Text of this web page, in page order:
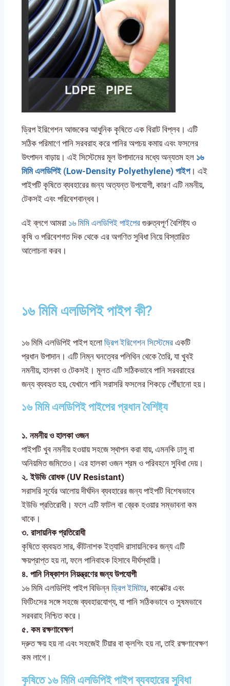
ড্রিপ ইরিগেশন আজকের আধুনিক কৃষিতে এক বিরাট বিপ্লব। এটি
সঠিক পরিমাণে পানি সরবরাহ করে পানির অপচয় কমায় এবং ফসলের
উৎপাদন বাড়ায়। এই সিস্টেমের মূল উপাদানের মধ্যে অন্যতম হল ১৬
মিমিএলডিপিই (Low-Density Polyethylene) পাইপ। এই
পাইপটি কৃষিতে ব্যবহারের জন্য অত্যন্ত উপযোগী, কারণ এটি নমনীয়,
টেকসই এবং পরিবেশবান্ধব।
এই ব্লগে আমরা ১৬ মিমি এলডিপিই পাইপের গুরুত্বপূর্ণ বৈশিষ্ট্য ও
কৃষি ও পরিবেশগত দিক থেকে এর অগণিত সুবিধা নিয়ে বিস্তারিত
আলোচনা করব।
১৬ মিমি এলডিপিই পাইপ কী?
১৬ মিমি এলডিপিই পাইপ হলোড্রিপ ইরিগেশন সিস্টেমের একটি
প্রধান উপাদান। এটি নিম্ন ঘনত্বের পলিথিন থেকে তৈরি, যা খুবই
নমনীয়, হালকা ও টেকসই। মূলত এটি সঠিকভাবে পানি সরবরাহের
জন্য ব্যবহৃত হয়, যেখানে পানি সরাসরি ফসলের শিকড়ে পৌঁছানো হয়।
১৬ মিমি এলডিপিই পাইপের প্রধান বৈশিষ্ট্য
১. নমনীয়ওহালকাওজন
পাইপটি খুব নমনীয় হওয়ায় সহজে স্থাপন করা যায়, এমনকি ঢালু বা
অনিয়মিত জমিতেও। এর হালকা ওজন শ্রম ও পরিবহনে সুবিধা দেয়।
২.ইউভিরোধক (UV Resistant)
সরাসরি সূর্যের আলোয় দীর্ঘদিন ব্যবহারের জন্য পাইপটি বিশেষভাবে
ইউভি প্রতিরোধী। ফলে এটি ফাটল বা ব্রেক হওয়ার সম্ভাবনা কম
থাকে।
৩. রাসায়নিকপ্রতিরোধী
কৃষিতে ব্যবহৃত সার, কীটনাশক ইত্যাদি রাসায়নিকের জন্য এটি
ক্ষয়প্রাপ্ত হয় না, ফলে পানিবাহক হিসাবে দীর্ঘস্থায়ী।
৪. পানিনিষ্কাশননিয়ন্ত্রণেরজন্যউপযোগী
১৬ মিমি এলডিপিই পাইপ বিভিন্ন ড্রিপ ইমিটার, কানেক্টর এবং
ফিটিংসের সঙ্গে সহজে ব্যবহারযোগ্য, যা পানি সঠিকভাবে ও সুষমভাবে
সরবরাহ নিশ্চিত করে।
৫. কমরক্ষণাবেক্ষণ
দ্রুত ক্ষয় হয় না এবং সহজেই টিয়ার বা ক্লগিং হয় না, তাই রক্ষণাবেক্ষণ
কম লাগে।
কৃষিতে ১৬ মিমি এলডিপিই পাইপ ব্যবহারের সুবিধা